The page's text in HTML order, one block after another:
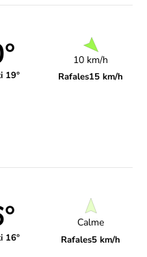
19°
10 km/h
Rafales15 km/h
16°
Calme
Rafales5 km/h